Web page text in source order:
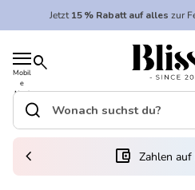
Zum Inhalt springen
Jetzt15 % Rabatt auf alles zur
Mobil
e
Navi
gatio
search
Startseite
Startseite
Suche"
search
(Link öffnet in neuem Tab/
account_balance_wallet Zahlen auf
chevron_left